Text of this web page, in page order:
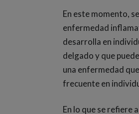
En este momento,
enfermedad
desarrolla en
delgado y que
una enfermedad
frecuente en
En lo que se refiere